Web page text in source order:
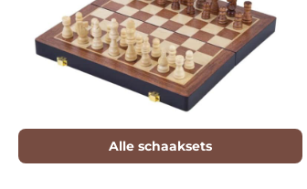
Alle schaaksets